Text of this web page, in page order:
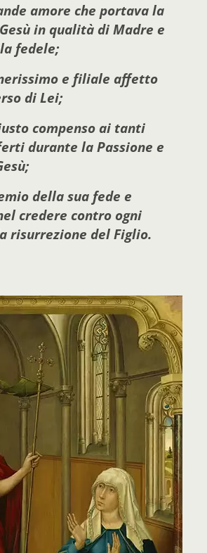
amore che portava la
in qualità di Madre e
fedele;
e filiale affetto
di Lei;
compenso ai tanti
durante la Passione e
della sua fede e
credere contro ogni
risurrezione del Figlio.